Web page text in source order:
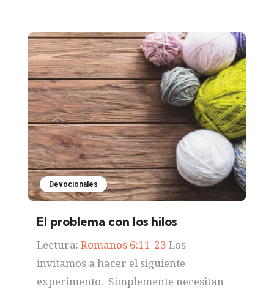
Devocionales
El problema con los hilos
Lectura: Romanos 6:11-23 Los
invitamos a hacer el siguiente
experimento. Simplemente necesitan